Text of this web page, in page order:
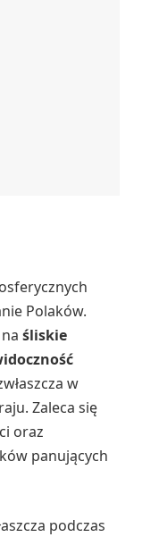
Polaków.
śliskie
w
Zaleca się
oraz
panujących
podczas